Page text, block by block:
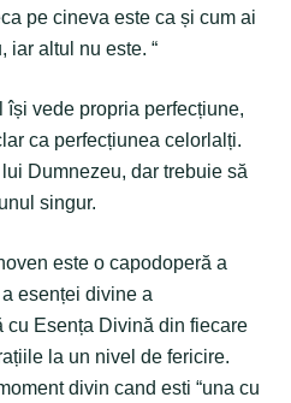
pe cineva este ca și cum ai
iar altul nu este. “
își vede propria perfecțiune,
ca perfecțiunea celorlalți.
Dumnezeu, dar trebuie să
singur.
este o capodoperă a
esenței divine a
Esența Divină din fiecare
la un nivel de fericire.
divin cand esti “una cu